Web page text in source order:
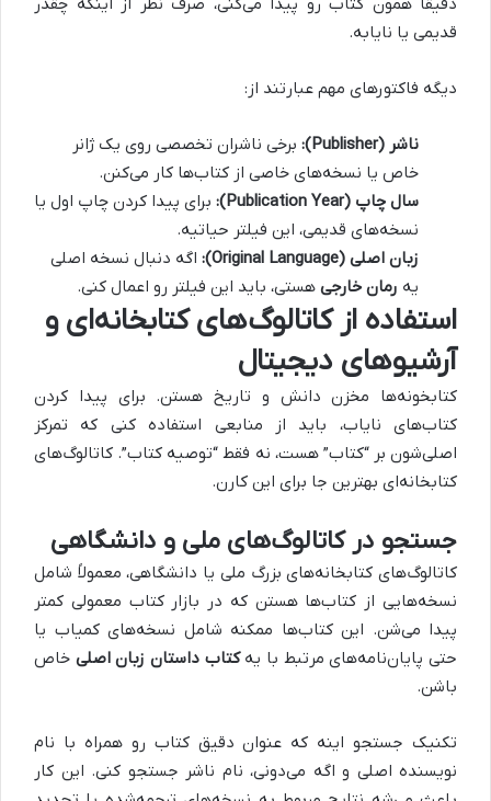
دقیقاً همون کتاب رو پیدا می‌کنی، صرف نظر از اینکه چقدر
قدیمی یا نایابه.
دیگه فاکتورهای مهم عبارتند از:
ناشر (Publisher):
برخی ناشران تخصصی روی یک ژانر
خاص یا نسخه‌های خاصی از کتاب‌ها کار می‌کنن.
سال چاپ (Publication Year):
برای پیدا کردن چاپ اول یا
نسخه‌های قدیمی، این فیلتر حیاتیه.
زبان اصلی (Original Language):
اگه دنبال نسخه اصلی
یه رمان خارجی هستی، باید این فیلتر رو اعمال کنی.
استفاده از کاتالوگ‌های کتابخانه‌ای و
آرشیوهای دیجیتال
کتابخونه‌ها مخزن دانش و تاریخ هستن. برای پیدا کردن
کتاب‌های نایاب، باید از منابعی استفاده کنی که تمرکز
اصلی‌شون بر “کتاب” هست، نه فقط “توصیه کتاب”. کاتالوگ‌های
کتابخانه‌ای بهترین جا برای این کارن.
جستجو در کاتالوگ‌های ملی و دانشگاهی
کاتالوگ‌های کتابخانه‌های بزرگ ملی یا دانشگاهی، معمولاً شامل
نسخه‌هایی از کتاب‌ها هستن که در بازار کتاب معمولی کمتر
پیدا می‌شن. این کتاب‌ها ممکنه شامل نسخه‌های کمیاب یا
حتی پایان‌نامه‌های مرتبط با یهکتاب داستان زبان اصلی خاص
باشن.
تکنیک جستجو اینه که عنوان دقیق کتاب رو همراه با نام
نویسنده اصلی و اگه می‌دونی، نام ناشر جستجو کنی. این کار